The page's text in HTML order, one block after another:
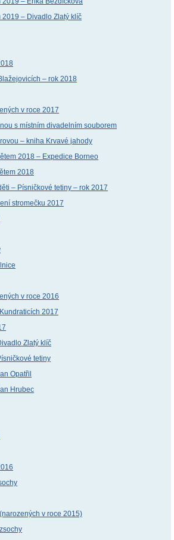
2019 – Divadlo Zlatý klíč
– rok 2018
v roce 2017
s místním divadelním souborem
– kniha Krvavé jahody
2018 – Expedice Borneo
2018
– Písničkové tetiny – rok 2017
stromečku 2017
v roce 2016
2017
Zlatý klíč
tetiny
Opatřil
Hrubec
v roce 2015)